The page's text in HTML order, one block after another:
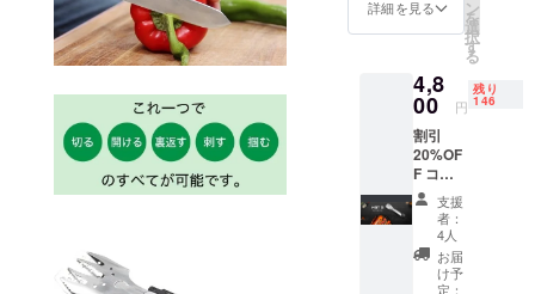
4,800円
（税・
込） 配
送時
期：
2019年
6月予定
【内
容】
■MBT3
× 1個 ■
収納ナ
イロン
詳細を見る ン
を
選
択
す
る
4,8
00 円
残り
146
割引
20%OF
F コー
ス
s-601ｰ
s（ナイ
フがギ
ザギザ
タイ
支援
者：
4人
お届
け予
定：